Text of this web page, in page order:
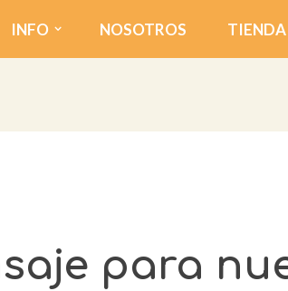
INFO NOSOTROS TIENDA
para